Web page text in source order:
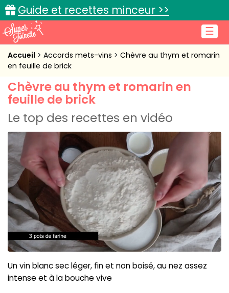
☰
Guide et recettes minceur >>
Accueil
Cuisine pratique
L'actu cuisine
Connexion
Accueil Accords mets-vins
Chèvre au thym et romarin
en feuille de brick
Chèvre au thym et romarin en
feuille de brick
Le top des recettes en vidéo
Un vin blanc sec léger, fin et non boisé, au nez assez
intense et à la bouche vive